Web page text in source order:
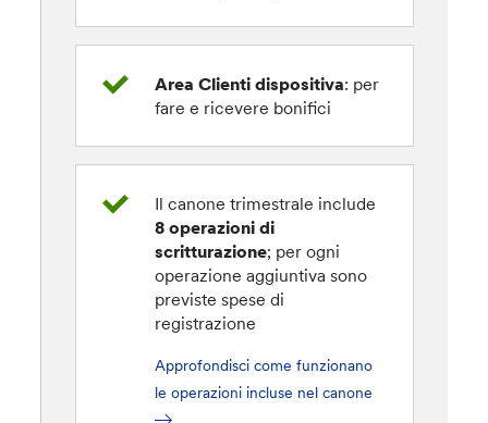
Area Clienti dispositiva: per
fare e ricevere bonifici
Il canone trimestrale include
8 operazioni di
scritturazione; per ogni
operazione aggiuntiva sono
previste spese di
registrazione
Approfondisci come funzionano
le operazioni incluse nel canone